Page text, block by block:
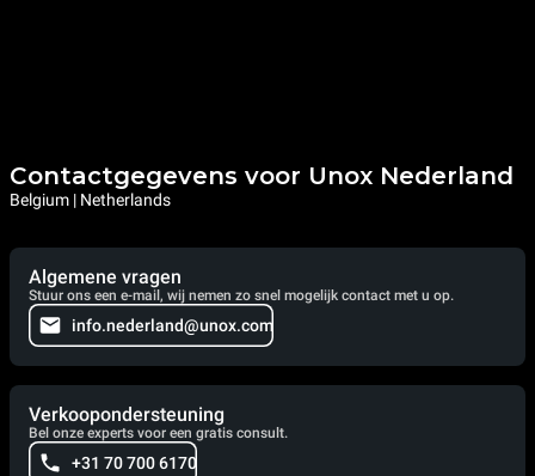
Contactgegevens voor Unox Nederland
Belgium | Netherlands
Algemene vragen
Stuur ons een e-mail, wij nemen zo snel mogelijk contact met u op.
info.nederland@unox.com
Verkoopondersteuning
Bel onze experts voor een gratis consult.
+31 70 700 6170